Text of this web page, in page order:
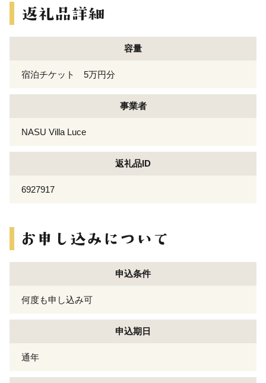
容量
宿泊チケット 5万円分
事業者
NASU Villa Luce
返礼品ID
6927917
申込条件
何度も申し込み可
申込期日
通年